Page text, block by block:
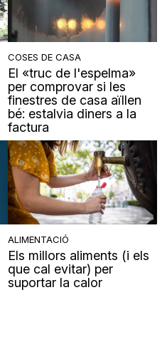
COSES DE CASA
El «truc de l'espelma»
per comprovar si les
finestres de casa aïllen
bé: estalvia diners a la
factura
ALIMENTACIÓ
Els millors aliments (i els
que cal evitar) per
suportar la calor